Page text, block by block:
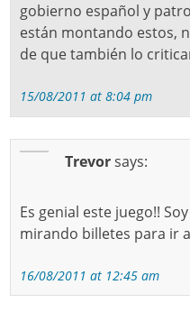
gobierno español y
están montando estos,
de que también lo
15/08/2011 at 8:04 pm
Trevorsays:
Es genial este juego!!
mirando billetes para ir
16/08/2011 at 12:45 am